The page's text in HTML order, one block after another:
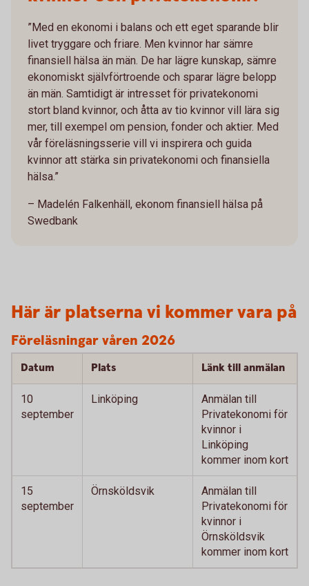
”Med en ekonomi i balans och ett eget sparande blir
livet tryggare och friare. Men kvinnor har sämre
finansiell hälsa än män. De har lägre kunskap, sämre
ekonomiskt självförtroende och sparar lägre belopp
än män. Samtidigt är intresset för privatekonomi
stort bland kvinnor, och åtta av tio kvinnor vill lära sig
mer, till exempel om pension, fonder och aktier. Med
vår föreläsningsserie vill vi inspirera och guida
kvinnor att stärka sin privatekonomi och finansiella
hälsa.”
– Madelén Falkenhäll, ekonom finansiell hälsa på
Swedbank
Här är platserna vi kommer vara på
Föreläsningar våren 2026
Datum Plats Länk till anmälan
10
september
Linköping
Anmälan till
Privatekonomi för
kvinnor i
Linköping
kommer inom kort
15
september
Örnsköldsvik
Anmälan till
Privatekonomi för
kvinnor i
Örnsköldsvik
kommer inom kort